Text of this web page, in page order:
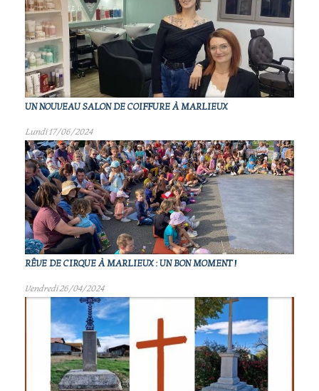
UN NOUVEAU SALON DE COIFFURE À MARLIEUX
Lundi 17/06/2024
RÊVE DE CIRQUE À MARLIEUX : UN BON MOMENT !
Vendredi 26/04/2024